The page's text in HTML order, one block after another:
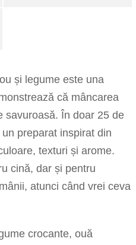
și legume este una
că mâncarea
savuroasă. În doar 25 de
preparat inspirat din
texturi și arome.
cină, dar și pentru
atunci când vrei ceva
crocante, ouă